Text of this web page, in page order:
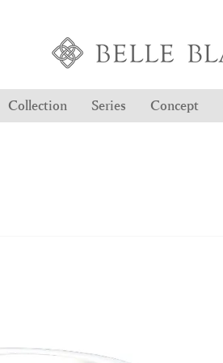
Collection Series Concept